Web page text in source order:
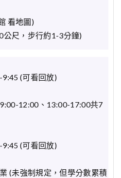
看地圖 )
公尺，步行約1-3分鐘)
(可看回放)
12:00、13:00-17:00共7
(可看回放)
(未強制規定，但學分數累積